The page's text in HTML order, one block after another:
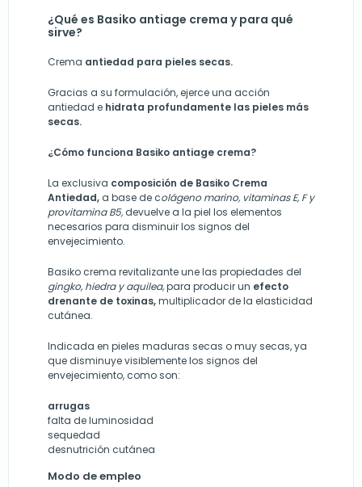
¿Qué es Basiko antiage crema y para qué
sirve?
Crema antiedad para pieles secas.
Gracias a su formulación, ejerce una acción
antiedad e hidrata profundamente las pieles más
secas.
¿Cómo funciona Basiko antiage crema?
La exclusiva composición de Basiko Crema
Antiedad, a base de colágeno marino, vitaminas E, F y
provitamina B5,devuelve a la piel los elementos
necesarios para disminuir los signos del
envejecimiento.
Basiko crema revitalizanteune las propiedades del
gingko, hiedra y aquilea,para producir un efecto
drenante de toxinas,multiplicador de la elasticidad
cutánea.
Indicada en pieles maduras secas o muy secas, ya
que disminuye visiblemente los signos del
envejecimiento, como son:
arrugas
falta de luminosidad
sequedad
desnutrición cutánea
Modo de empleo